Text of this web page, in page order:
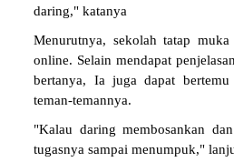
daring," katanya
Menurutnya, sekolah tatap muka
online. Selain mendapat
bertanya, Ia juga dapat
teman-temannya.
"Kalau daring membosankan
tugasnya sampai menumpuk,"